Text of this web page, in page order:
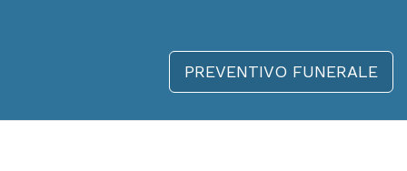
PREVENTIVO FUNERALE